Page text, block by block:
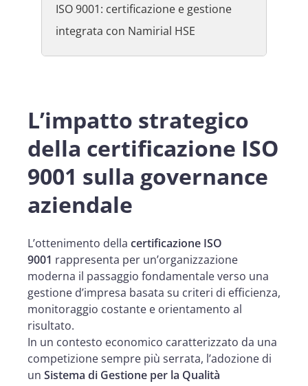
ISO 9001: certificazione e gestione
integrata con Namirial HSE
L’impatto strategico
della certificazione ISO
9001 sulla governance
aziendale
L’ottenimento della certificazione ISO
9001 rappresenta per un’organizzazione
moderna il passaggio fondamentale verso una
gestione d’impresa basata su criteri di efficienza,
monitoraggio costante e orientamento al
risultato.
In un contesto economico caratterizzato da una
competizione sempre più serrata, l’adozione di
un Sistema di Gestione per la Qualità